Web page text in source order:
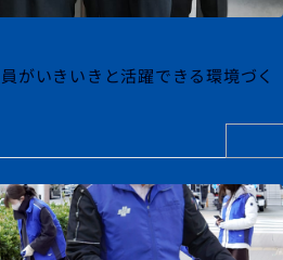
がいきいきと活躍できる環境づく